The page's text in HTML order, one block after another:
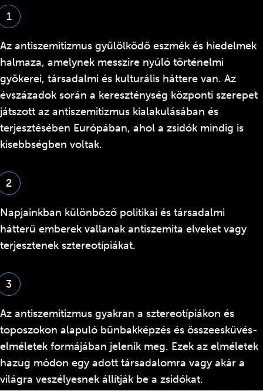
1
Az antiszemitizmus gyűlölködő eszmék és hiedelmek
halmaza, amelynek messzire nyúló történelmi
gyökerei, társadalmi és kulturális háttere van. Az
évszázadok során a kereszténység központi szerepet
játszott az antiszemitizmus kialakulásában és
terjesztésében Európában, ahol a zsidók mindig is
kisebbségben voltak.
2
Napjainkban különböző politikai és társadalmi
hátterű emberek vallanak antiszemita elveket vagy
terjesztenek sztereotípiákat.
3
Az antiszemitizmus gyakran a sztereotípiákon és
toposzokon alapuló bűnbakképzés és összeesküvés-
elméletek formájában jelenik meg. Ezek az elméletek
hazug módon egy adott társadalomra vagy akár a
világra veszélyesnek állítják be a zsidókat.